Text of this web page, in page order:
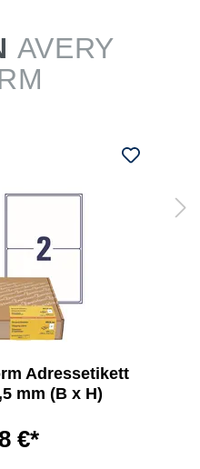
AVERY
Adressetikett
mm (B x H)
€*